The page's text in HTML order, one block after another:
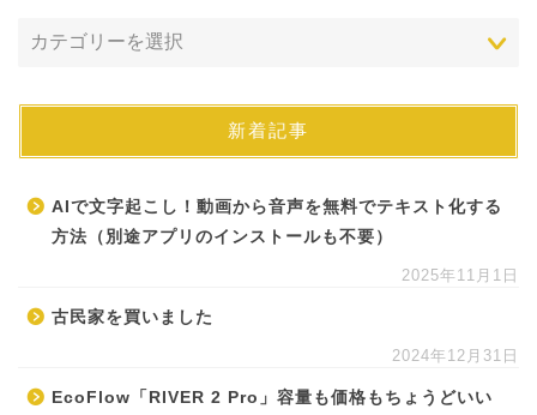
新着記事
AIで文字起こし！動画から音声を無料でテキスト化する
方法（別途アプリのインストールも不要）
2025年11月1日
古民家を買いました
2024年12月31日
EcoFlow「RIVER 2 Pro」容量も価格もちょうどいい